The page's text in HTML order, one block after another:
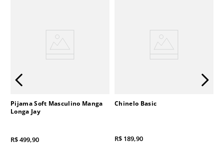
Pijama Soft Masculino Manga
Longa Jay
R$499,90
Chinelo Basic
R$ 189,90